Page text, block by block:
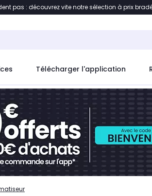
Accéder directement au
pas : découvrez vite notre sélection à prix
Télécharger l'application